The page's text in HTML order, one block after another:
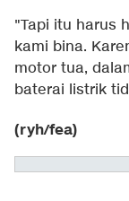
"Tapi itu harus
kami bina.
motor tua,
baterai listrik
(ryh/fea)